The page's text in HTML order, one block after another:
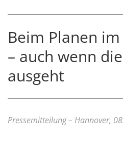
Beim Planen
– auch wenn
ausgeht
Pressemitteilung – Hannover,